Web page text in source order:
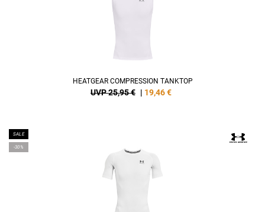
HEATGEAR COMPRESSION TANKTOP
UVP 25,95 € | 19,46€
SALE
-30%